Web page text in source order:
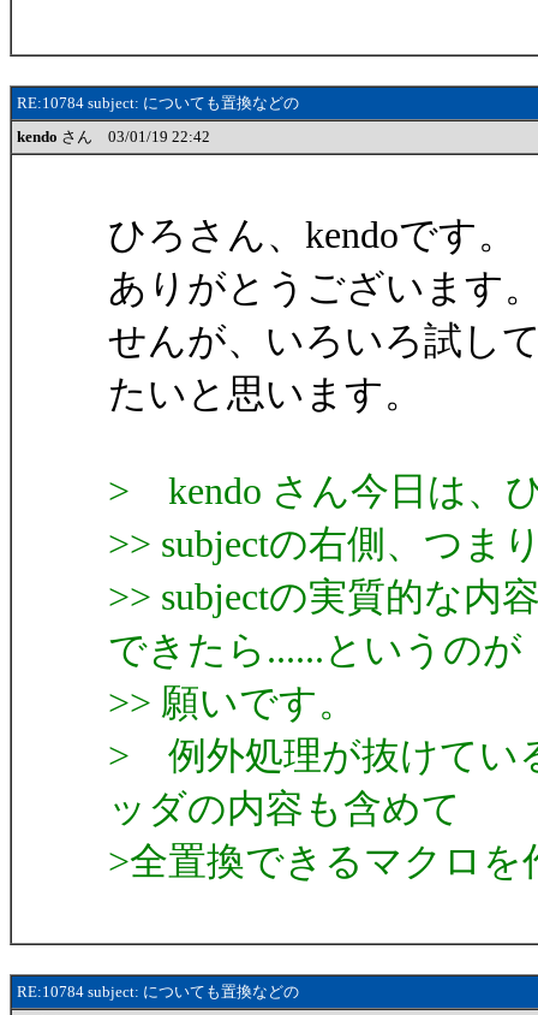
RE:10784 subject: についても置換などの
kendo さん 03/01/19 22:42
ひろさん、kendoです。
ありがとうございます
せんが、いろいろ試し
たいと思います。
> kendo さん今日は、
>> subjectの右側、つま
>> subjectの実質的な内
できたら......というのが
>> 願いです。
> 例外処理が抜けてい
ッダの内容も含めて
>全置換できるマクロ
RE:10784 subject: についても置換などの